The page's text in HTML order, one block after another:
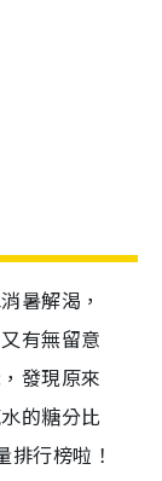
暑解渴，
有無留意
發現原來
的糖分比
行榜啦！